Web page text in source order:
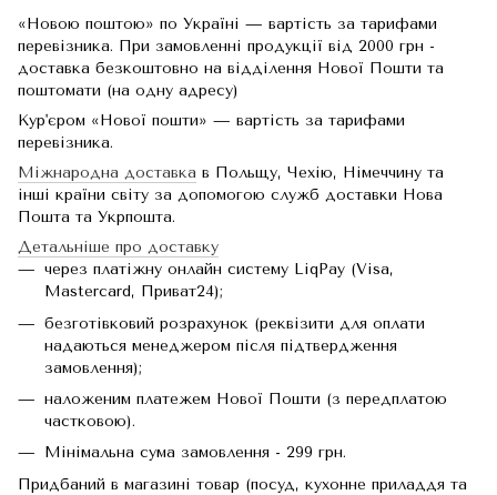
«Новою поштою» по Україні — вартість за тарифами
перевізника. При замовленні продукції від 2000 грн -
доставка безкоштовно на відділення Нової Пошти та
поштомати (на одну адресу)
Кур'єром «Нової пошти» — вартість за тарифами
перевізника.
Міжнародна доставка в Польщу, Чехію, Німеччину та
інші країни світу за допомогою служб доставки Нова
Пошта та Укрпошта.
Детальніше про доставку
через платіжну онлайн систему LiqPay (Visa,
Mastercard, Приват24);
безготівковий розрахунок (реквізити для оплати
надаються менеджером після підтвердження
замовлення);
наложеним платежем Нової Пошти (з передплатою
частковою).
Мінімальна сума замовлення - 299 грн.
Придбаний в магазині товар (посуд, кухонне приладдя та